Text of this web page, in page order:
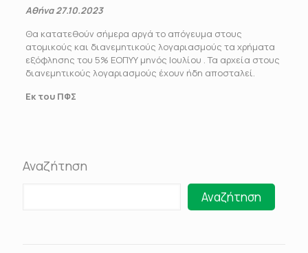
Αθήνα 27.10.2023
Θα κατατεθούν σήμερα αργά το απόγευμα στους
ατομικούς και διανεμητικούς λογαριασμούς τα χρήματα
εξόφλησης του 5% ΕΟΠΥΥ μηνός Ιουλίου . Τα αρχεία στους
διανεμητικούς λογαριασμούς έχουν ήδη αποσταλεί.
Εκ του ΠΦΣ
Αναζήτηση
Αναζήτηση